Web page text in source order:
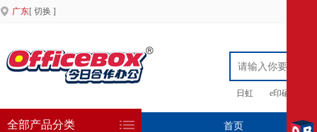
广东[ 切换 ]
日虹 e印硒鼓
全部产品分类 首页 专